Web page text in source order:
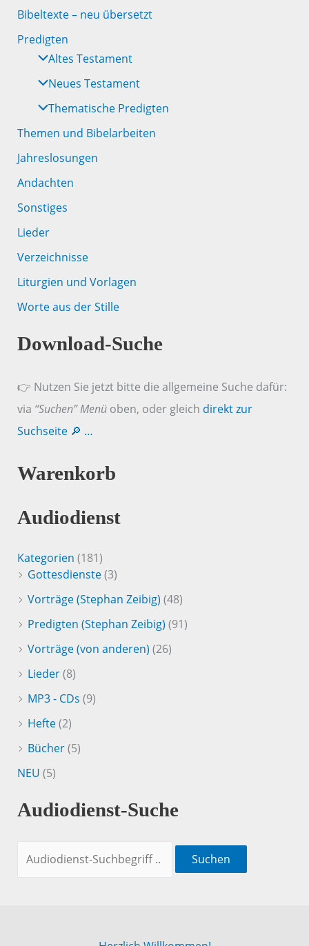
Bibeltexte – neu übersetzt
Predigten
Altes Testament
Neues Testament
Thematische Predigten
Themen und Bibelarbeiten
Jahreslosungen
Andachten
Sonstiges
Lieder
Verzeichnisse
Liturgien und Vorlagen
Worte aus der Stille
Download-Suche
👉 Nutzen Sie jetzt bitte die allgemeine Suche dafür:
via “Suchen” Menüoben, oder gleich direkt zur
Suchseite 🔎 …
Warenkorb
Audiodienst
Kategorien (181)
Gottesdienste(3)
Vorträge (Stephan Zeibig) (48)
Predigten (Stephan Zeibig) (91)
Vorträge (von anderen) (26)
Lieder(8)
MP3 - CDs (9)
Hefte(2)
Bücher(5)
NEU (5)
Audiodienst-Suche
Suchen